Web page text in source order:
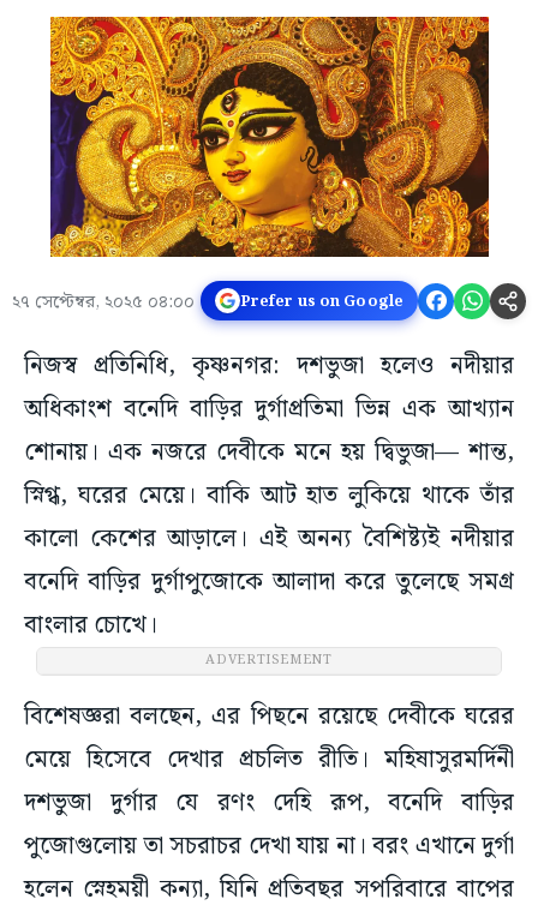
২৭ সেপ্টেম্বর, ২০২৫ ০৪:০০ Prefer us on Google
নিজস্ব প্রতিনিধি, কৃষ্ণনগর: দশভুজা হলেও নদীয়ার
অধিকাংশ বনেদি বাড়ির দুর্গাপ্রতিমা ভিন্ন এক আখ্যান
শোনায়। এক নজরে দেবীকে মনে হয় দ্বিভুজা— শান্ত,
স্নিগ্ধ, ঘরের মেয়ে। বাকি আট হাত লুকিয়ে থাকে তাঁর
কালো কেশের আড়ালে। এই অনন্য বৈশিষ্ট্যই নদীয়ার
বনেদি বাড়ির দুর্গাপুজোকে আলাদা করে তুলেছে সমগ্র
বাংলার চোখে।
ADVERTISEMENT
বিশেষজ্ঞরা বলছেন, এর পিছনে রয়েছে দেবীকে ঘরের
মেয়ে হিসেবে দেখার প্রচলিত রীতি। মহিষাসুরমর্দিনী
দশভুজা দুর্গার যে রণং দেহি রূপ, বনেদি বাড়ির
পুজোগুলোয় তা সচরাচর দেখা যায় না। বরং এখানে দুর্গা
হলেন স্নেহময়ী কন্যা, যিনি প্রতিবছর সপরিবারে বাপের